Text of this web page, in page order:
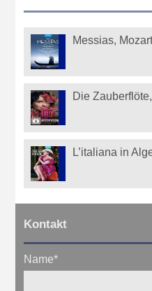
Messias,
Die
L’italiana in
Kontakt
Name*